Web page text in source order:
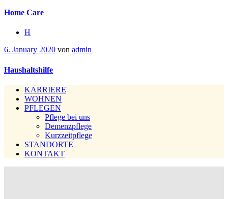
Home Care
H
6. January 2020 von admin
Haushaltshilfe
KARRIERE
WOHNEN
PFLEGEN
Pflege bei uns
Demenzpflege
Kurzzeitpflege
STANDORTE
KONTAKT